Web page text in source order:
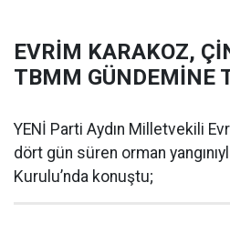
EVRİM KARAKOZ,
TBMM GÜNDEMİNE
YENİ Parti Aydın Milletvekili
dört gün süren orman
Kurulu’nda konuştu;